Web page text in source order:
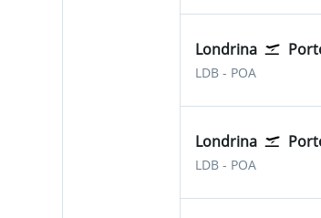
Londrina
LDB Londrina
- POA
Londrina
LDB Londrina
- POA